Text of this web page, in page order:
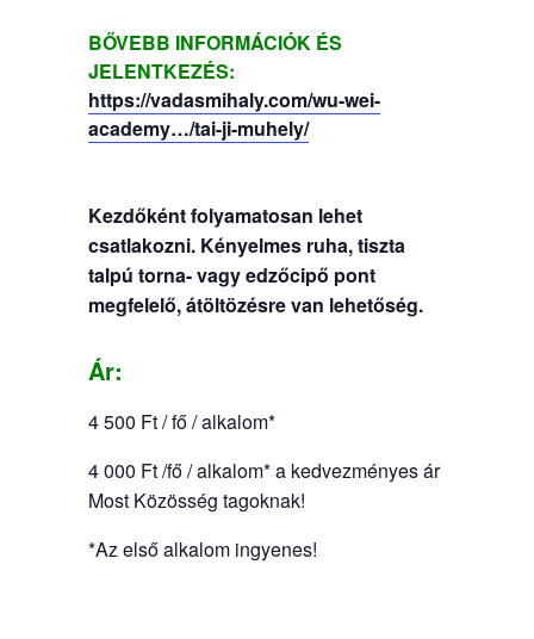
BŐVEBB INFORMÁCIÓK ÉS
JELENTKEZÉS:
https://vadasmihaly.com/wu-wei-
academy…/tai-ji-muhely/
Kezdőként folyamatosan lehet
csatlakozni. Kényelmes ruha, tiszta
talpú torna- vagy edzőcipő pont
megfelelő, átöltözésre van lehetőség.
Ár:
4 500 Ft / fő / alkalom*
4 000 Ft /fő / alkalom* a kedvezményes ár
Most Közösség tagoknak!
*Az első alkalom ingyenes!